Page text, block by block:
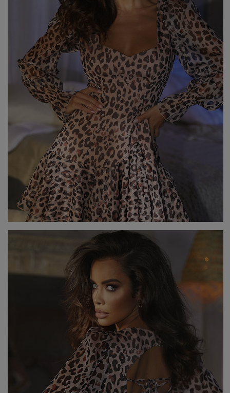
ALLES ANZEIGEN ENTDECKEN SIE DIE NEUHEITEN